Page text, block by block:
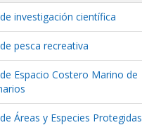
investigación científica
pesca recreativa
Espacio Costero Marino de
Áreas y Especies Protegidas